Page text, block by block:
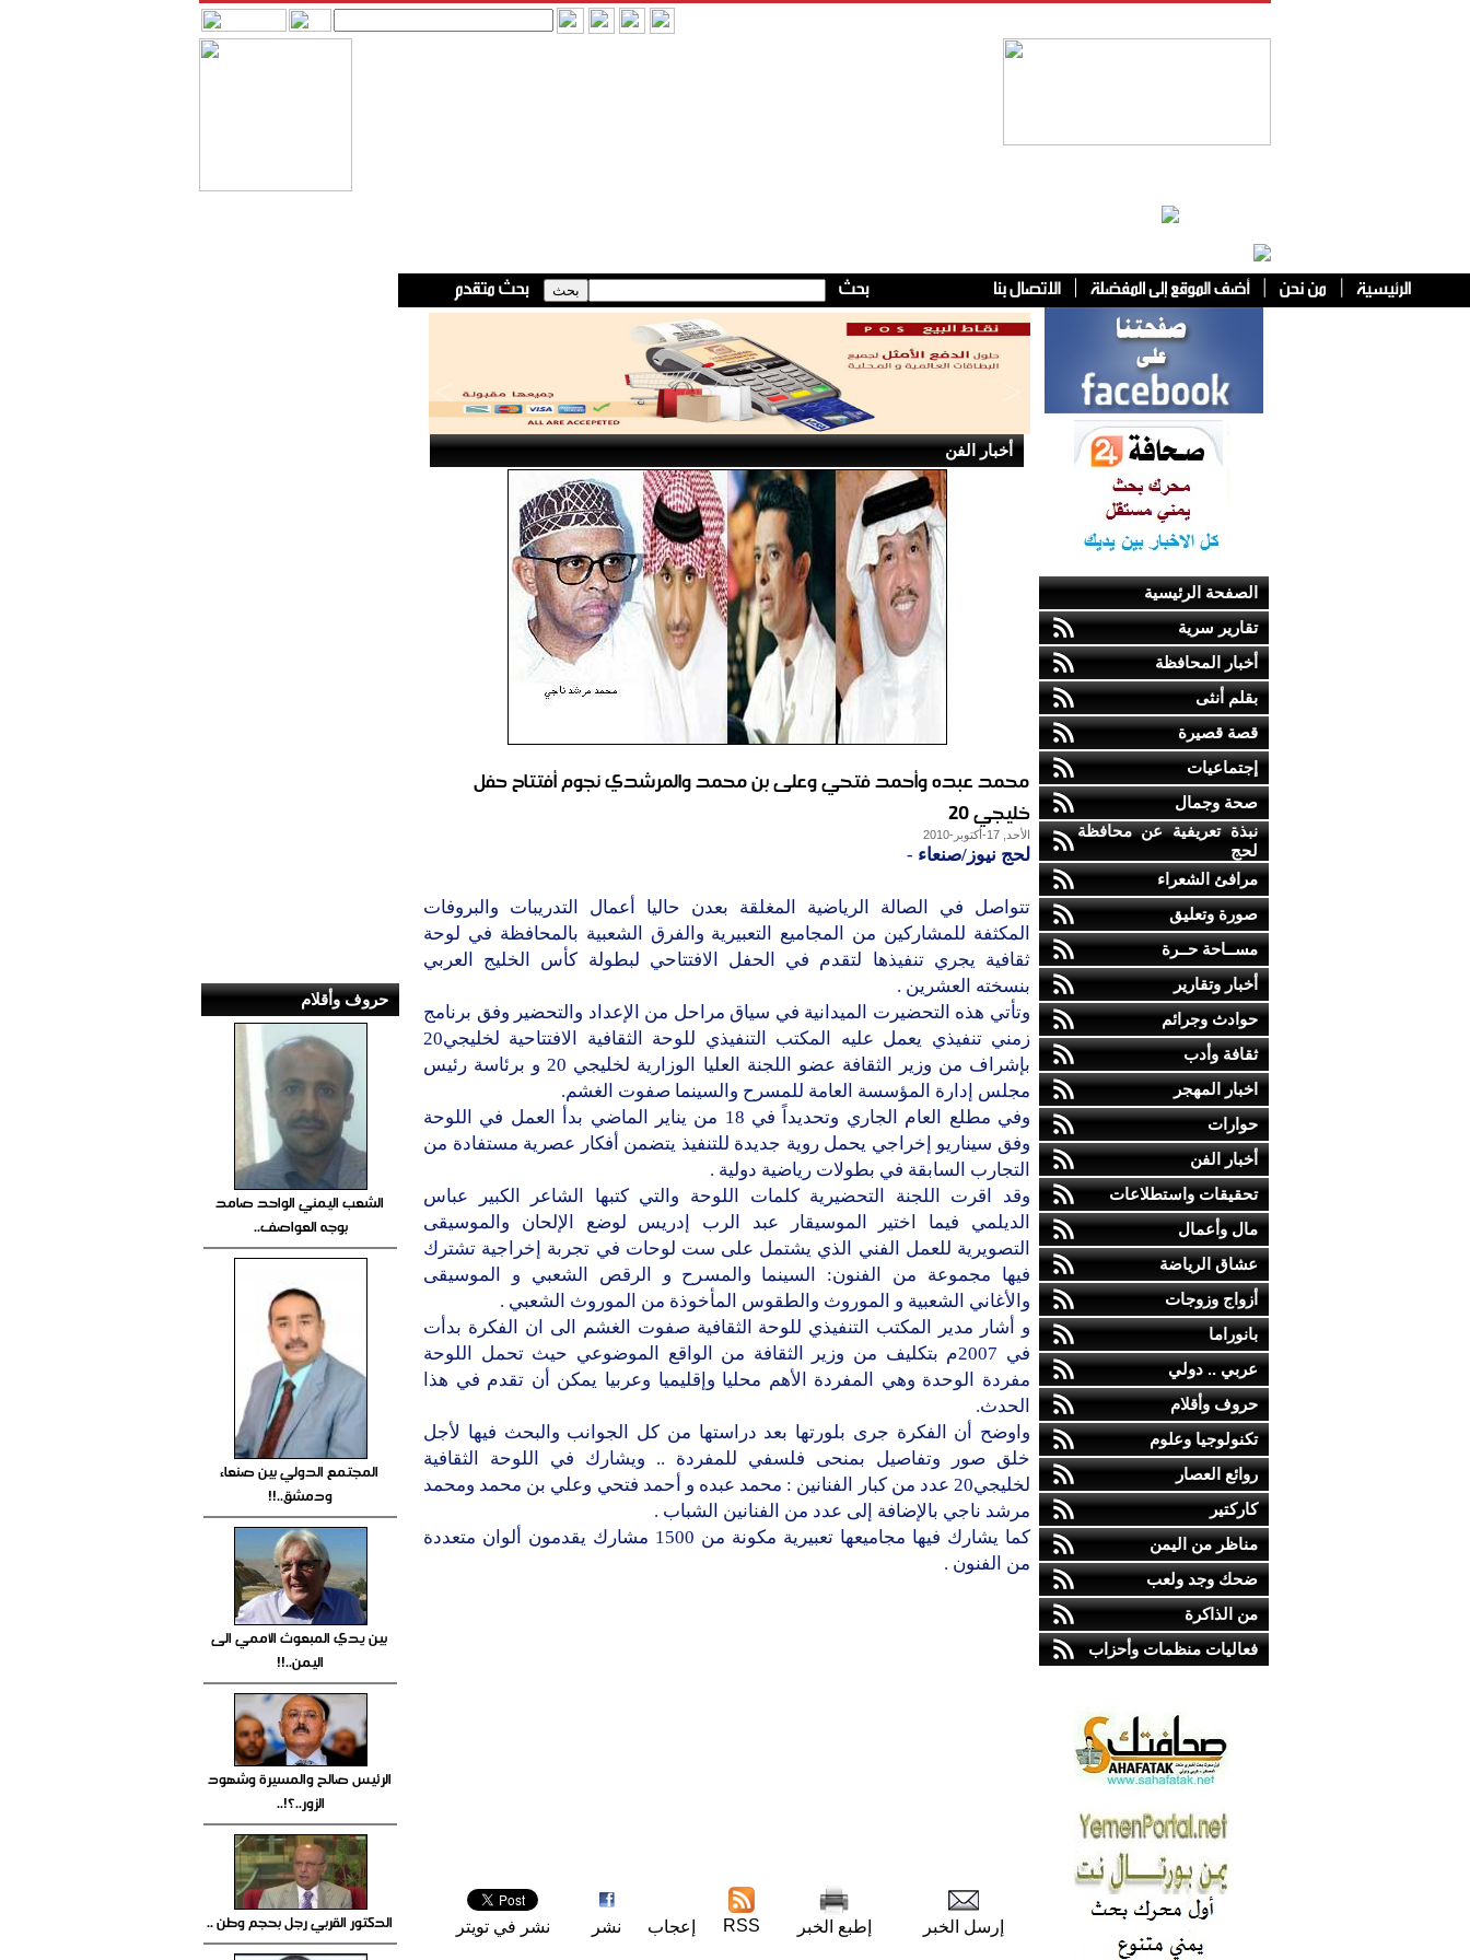
الصفحة الرئيسية
تقارير سرية
أخبار المحافظة
بقلم أنثى
قصة قصيرة
إجتماعيات
صحة وجمال
نبذة تعريفية عن محافظة
لحج
مرافئ الشعراء
صورة وتعليق
مســاحة حــرة
أخبار وتقارير
حوادث وجرائم
ثقافة وأدب
اخبار المهجر
حوارات
أخبار الفن
تحقيقات واستطلاعات
مال وأعمال
عشاق الرياضة
أزواج وزوجات
بانوراما
عربي .. دولي
حروف وأقلام
تكنولوجيا وعلوم
روائع العصار
كاركتير
مناظر من اليمن
ضحك وجد ولعب
من الذاكرة
فعاليات منظمات وأحزاب
أخبار الفن
محمد عبده وأحمد فتحي وعلى بن محمد والمرشدي نجوم أفتتاح حفل
خليجي 20
الأحد, 17-أكتوبر-2010
لحج نيوز/صنعاء -
تتواصل في الصالة الرياضية المغلقة بعدن حاليا أعمال التدريبات والبروفات
المكثفة للمشاركين من المجاميع التعبيرية والفرق الشعبية بالمحافظة في لوحة
ثقافية يجري تنفيذها لتقدم في الحفل الافتتاحي لبطولة كأس الخليج العربي
بنسخته العشرين .
وتأتي هذه التحضيرت الميدانية في سياق مراحل من الإعداد والتحضير وفق برنامج
زمني تنفيذي يعمل عليه المكتب التنفيذي للوحة الثقافية الافتتاحية لخليجي20
بإشراف من وزير الثقافة عضو اللجنة العليا الوزارية لخليجي 20 و برئاسة رئيس
مجلس إدارة المؤسسة العامة للمسرح والسينما صفوت الغشم.
وفي مطلع العام الجاري وتحديداً في 18 من يناير الماضي بدأ العمل في اللوحة
وفق سيناريو إخراجي يحمل روية جديدة للتنفيذ يتضمن أفكار عصرية مستفادة من
التجارب السابقة في بطولات رياضية دولية .
وقد اقرت اللجنة التحضيرية كلمات اللوحة والتي كتبها الشاعر الكبير عباس
الديلمي فيما اختير الموسيقار عبد الرب إدريس لوضع الإلحان والموسيقى
التصويرية للعمل الفني الذي يشتمل على ست لوحات في تجربة إخراجية تشترك
فيها مجموعة من الفنون: السينما والمسرح و الرقص الشعبي و الموسيقى
والأغاني الشعبية و الموروث والطقوس المأخوذة من الموروث الشعبي .
و أشار مدير المكتب التنفيذي للوحة الثقافية صفوت الغشم الى ان الفكرة بدأت
في 2007م بتكليف من وزير الثقافة من الواقع الموضوعي حيث تحمل اللوحة
مفردة الوحدة وهي المفردة الأهم محليا وإقليميا وعربيا يمكن أن تقدم في هذا
الحدث.
واوضح أن الفكرة جرى بلورتها بعد دراستها من كل الجوانب والبحث فيها لأجل
خلق صور وتفاصيل بمنحى فلسفي للمفردة .. ويشارك في اللوحة الثقافية
لخليجي20 عدد من كبار الفنانين : محمد عبده و أحمد فتحي وعلي بن محمد ومحمد
مرشد ناجي بالإضافة إلى عدد من الفنانين الشباب .
كما يشارك فيها مجاميعها تعبيرية مكونة من 1500 مشارك يقدمون ألوان متعددة
من الفنون .
إرسل الخبر إطبع الخبر RSS إعجاب نشر نشر في تويتر
حروف وأقلام
الشعب اليمني الواحد صامد
بوجه العواصف..
المجتمع الدولي بين صنعاء
ودمشق..!!
بين يدي المبعوث الأممي الى
اليمن..!!
الرئيس صالح والمسيرة وشهود
الزور..؟!..
الدكتور القربي رجل بحجم وطن ..